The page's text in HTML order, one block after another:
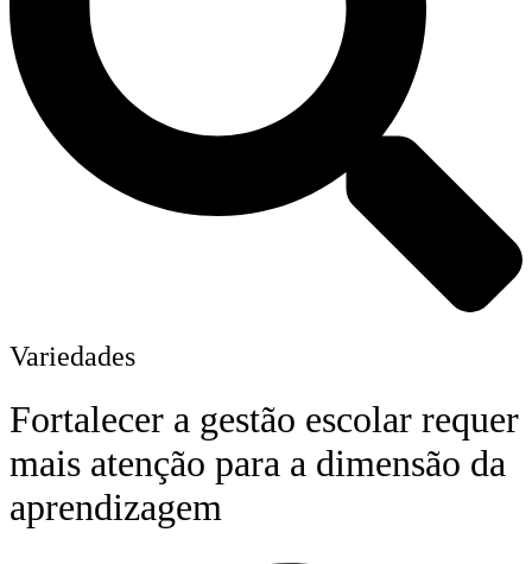
Variedades
Fortalecer a gestão escolar requer
mais atenção para a dimensão da
aprendizagem